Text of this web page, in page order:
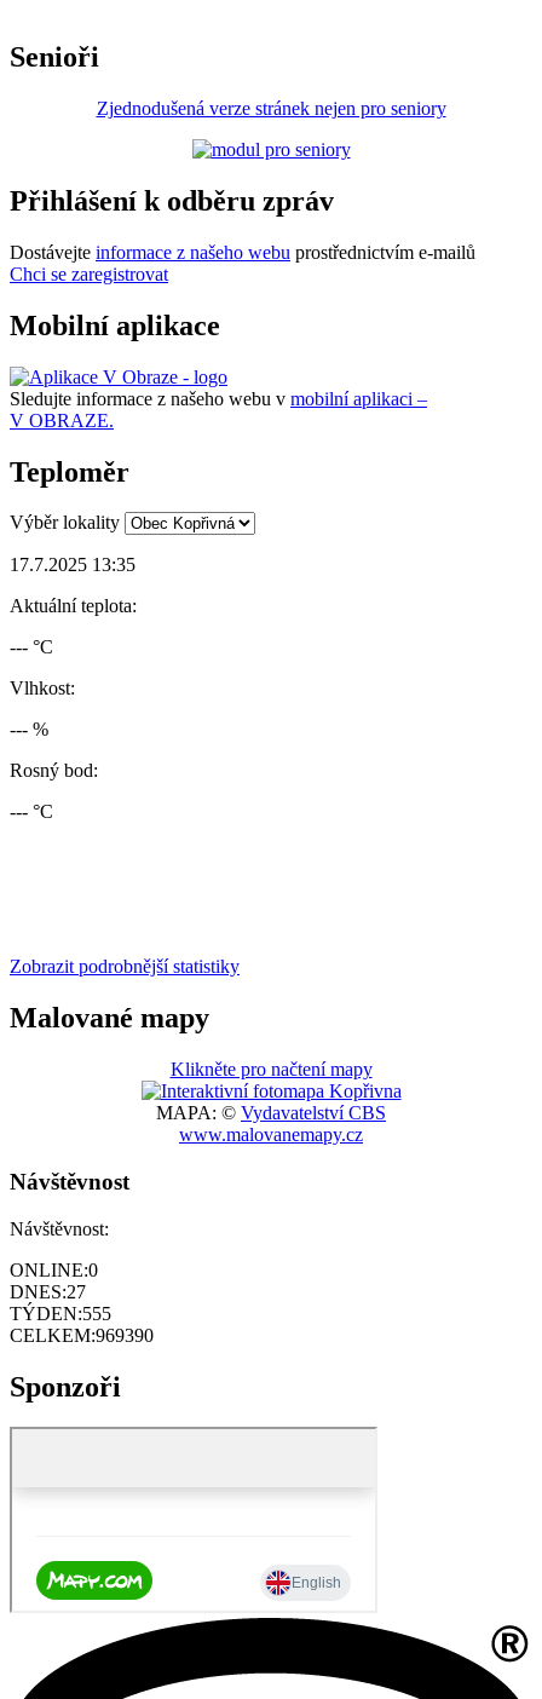
Senioři
Zjednodušená verze stránek nejen pro seniory
Přihlášení k odběru zpráv
Dostávejte informace z našeho webu prostřednictvím e-mailů
Chci se zaregistrovat
Mobilní aplikace
Sledujte informace z našeho webu v mobilní aplikaci –
V OBRAZE.
Teploměr
Výběr lokality
17.7.2025 13:35
Aktuální teplota:
--- °C
Vlhkost:
--- %
Rosný bod:
--- °C
Zobrazit podrobnější statistiky
Malované mapy
Klikněte pro načtení mapy
MAPA: © Vydavatelství CBS
www.malovanemapy.cz
Návštěvnost
Návštěvnost:
ONLINE:0
DNES:27
TÝDEN:555
CELKEM:969390
Sponzoři